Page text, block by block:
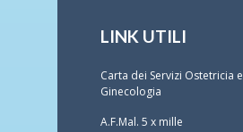
LINK UTILI
Carta dei Servizi Ostetricia e
Ginecologia
A.F.Mal. 5 x mille